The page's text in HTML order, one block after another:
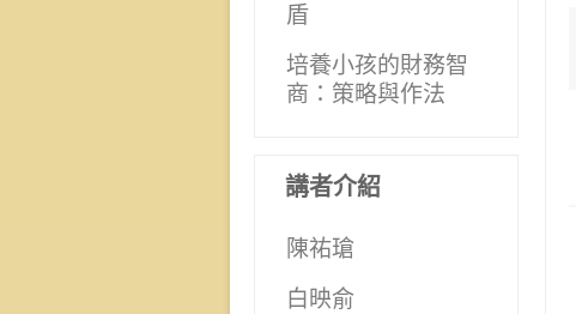
盾
培養小孩的財務智
商：策略與作法
講者介紹
陳祐瑲
白映俞